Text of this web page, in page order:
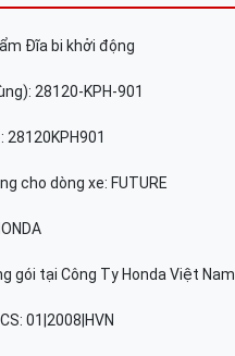
Đĩa bi khởi động
28120-KPH-901
28120KPH901
cho dòng xe: FUTURE
gói tại Công Ty Honda Việt Nam
01|2008|HVN